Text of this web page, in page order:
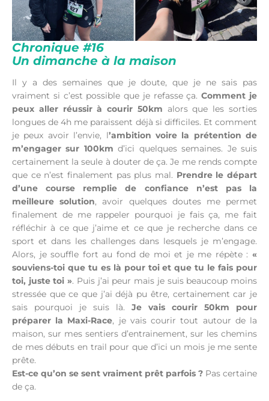
Chronique #16
Un dimanche à la maison
Il y a des semaines que je doute, que je ne sais pas
vraiment si c’est possible que je refasse ça.Comment je
peux aller réussir à courir 50km alors que les sorties
longues de 4h me paraissent déjà si difficiles. Et comment
je peux avoir l’envie, l’ambition voire la prétention de
m’engager sur 100km d’ici quelques semaines. Je suis
certainement la seule à douter de ça. Je me rends compte
que ce n’est finalement pas plus mal. Prendre le départ
d’une course remplie de confiance n’est pas la
meilleure solution, avoir quelques doutes me permet
finalement de me rappeler pourquoi je fais ça, me fait
réfléchir à ce que j’aime et ce que je recherche dans ce
sport et dans les challenges dans lesquels je m’engage.
Alors, je souffle fort au fond de moi et je me répète : «
souviens-toi que tu es là pour toi et que tu le fais pour
toi, juste toi ». Puis j’ai peur mais je suis beaucoup moins
stressée que ce que j’ai déjà pu être, certainement car je
sais pourquoi je suis là. Je vais courir 50km pour
préparer la Maxi-Race, je vais courir tout autour de la
maison, sur mes sentiers d’entrainement, sur les chemins
de mes débuts en trail pour que d’ici un mois je me sente
prête.
Est-ce qu’on se sent vraiment prêt parfois ? Pas certaine
de ça.